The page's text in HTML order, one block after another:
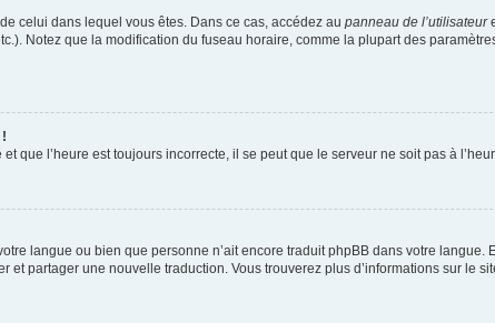
celui dans lequel vous êtes. Dans ce cas, accédez au panneau de l’utilisateur
Notez que la modification du fuseau horaire, comme la plupart des
que l’heure est toujours incorrecte, il se peut que le serveur ne soit pas à
langue ou bien que personne n’ait encore traduit phpBB dans votre
et partager une nouvelle traduction. Vous trouverez plus d’informations sur le